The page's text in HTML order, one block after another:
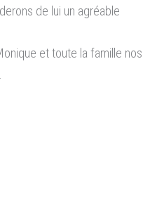
de lui un agréable
et toute la famille nos